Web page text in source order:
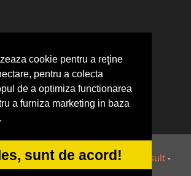
cookie pentru a reţine
pentru a colecta
de a optimiza functionarea
a furniza marketing in baza
sunt de acord!
byVilonMedia&Tokaido Consult -